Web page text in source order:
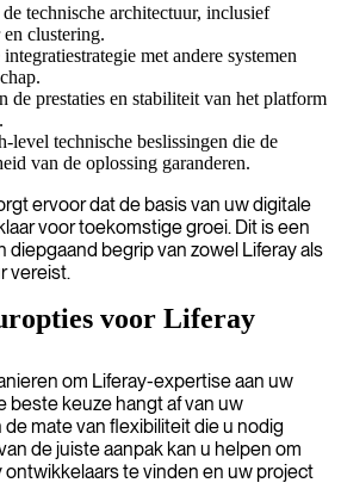
technische architectuur, inclusief
clustering.
met andere systemen
de prestaties en stabiliteit van het platform
level technische beslissingen die de
van de oplossing garanderen.
ervoor dat de basis van uw digitale
voor toekomstige groei. Dit is een
diepgaand begrip van zowel Liferay als
vereist.
voor Liferay
om Liferay-expertise aan uw
beste keuze hangt af van uw
mate van flexibiliteit die u nodig
de juiste aanpak kan u helpen om
ontwikkelaars te vinden en uw project